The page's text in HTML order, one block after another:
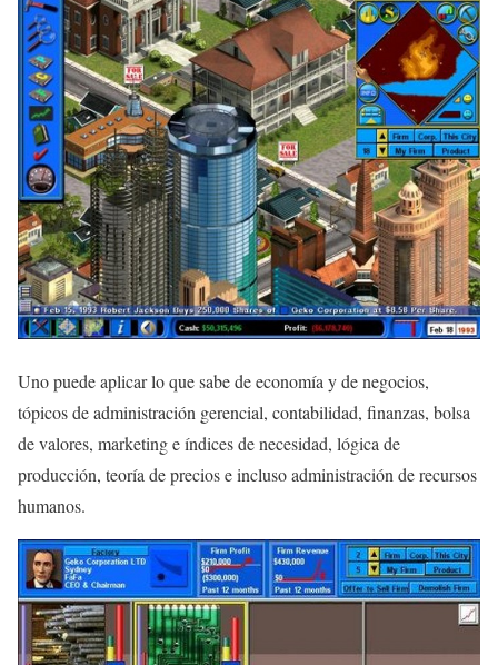
Uno puede aplicar lo que sabe de economía y de negocios,
tópicos de administración gerencial, contabilidad, finanzas, bolsa
de valores, marketing e índices de necesidad, lógica de
producción, teoría de precios e incluso administración de recursos
humanos.